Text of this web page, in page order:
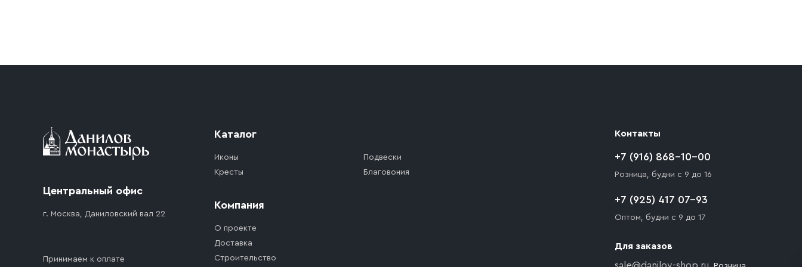
доставка осуществляется до ближайшего места, которое максимально близко к месту запланированной разгрузки товара и не нарушает правила
Центральный офис
г. Москва, Даниловский вал 22
Принимаем к оплате
Каталог
Иконы
Кресты
Подвески
Благовония
Компания
О проекте
Доставка
Строительство
Контакты
+7 (916) 868-10-00
Розница, будни с 9 до 16
+7 (925) 417 07-93
Оптом, будни с 9 до 17
Для заказов